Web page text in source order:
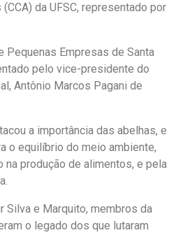
da UFSC, representado por
Empresas de Santa
pelo vice-presidente do
Antônio Marcos Pagani de
a importância das abelhas, e
o equilíbrio do meio ambiente,
na produção de alimentos, e pela
Silva e Marquito, membros da
o legado dos que lutaram